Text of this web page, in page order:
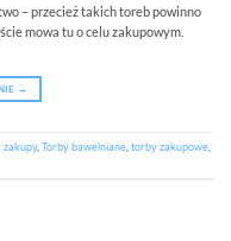
– przecież takich toreb powinno
mowa tu o celu zakupowym.
→
zakupy, Torby bawelniane torby zakupowe